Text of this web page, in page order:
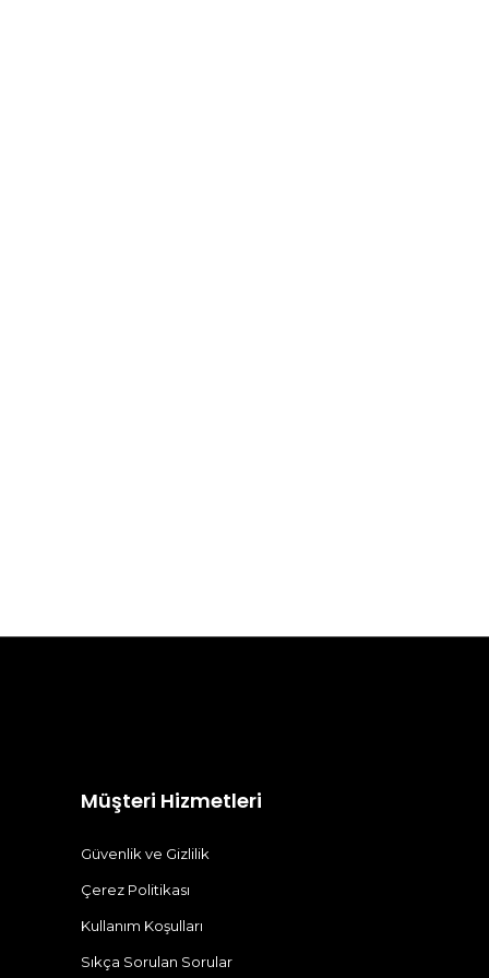
Müşteri Hizmetleri
Güvenlik ve Gizlilik
Çerez Politikası
Kullanım Koşulları
Sıkça Sorulan Sorular